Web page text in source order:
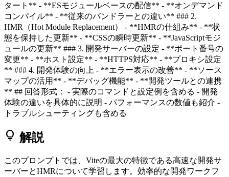
タート** - **ESモジュールベースの配信** - **オンデマンド
コンパイル** - **従来のバンドラーとの違い** ### 2.
HMR（Hot Module Replacement） - **HMRの仕組み** - **状
態を保持した更新** - **CSSの瞬時更新** - **JavaScriptモジ
ュールの更新** ### 3. 開発サーバーの設定 - **ポート番号の
変更** - **ホスト設定** - **HTTPS対応** - **プロキシ設定
** ### 4. 開発体験の向上 - **エラー表示の改善** - **ソース
マップの活用** - **デバッグ機能** - **開発ツールとの連携
** ## 回答形式： - 実際のコマンドと設定例を含める - 開発
体験の違いを具体的に説明 - パフォーマンスの数値も紹介 -
トラブルシューティングも含める
lightbulb 解説
このプロンプトでは、Viteの最大の特徴である高速な開発サ
ーバーとHMRについて学習します。効率的な開発ワークフ